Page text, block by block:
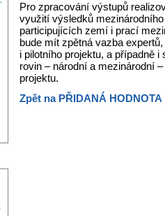
Pro zpracování výstupů
využití výsledků
participujících zemí i prací
bude mít zpětná vazba
i pilotního projektu, a případně
rovin – národní a mezinárodní
projektu.
Zpět na PŘIDANÁ HODNOTA